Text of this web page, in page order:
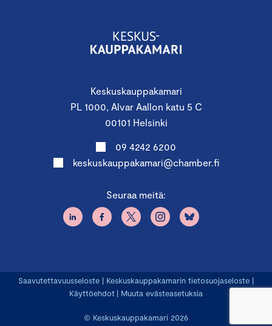
Keskuskauppakamari
PL 1000, Alvar Aallon katu 5 C
00101 Helsinki
09 4242 6200
keskuskauppakamari@chamber.fi
Seuraa meitä:
© Keskuskauppakamari 2026
Saavutettavuusseloste | Keskuskauppakamarin tietosuojaseloste |
Käyttöehdot | Muuta evästeasetuksia